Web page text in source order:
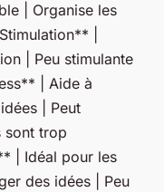
| Organise les
|
| Peu stimulante
| Aide à
| Peut
sont trop
| Idéal pour les
des idées | Peu